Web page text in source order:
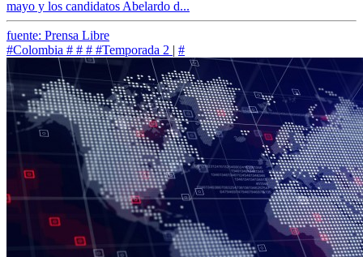
mayo y los candidatos Abelardo d...
fuente: Prensa Libre
#Colombia # # # #Temporada 2 | #